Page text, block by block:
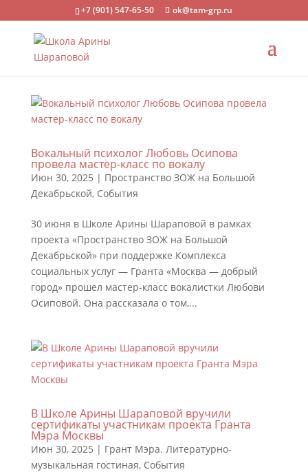
+7 (901) 547-65-50 ok@tam-grp.ru
Вокальный психолог Любовь Осипова
провела мастер-класс по вокалу
Июн 30, 2025 | Пространство ЗОЖ на Большой
Декабрьской, События
30 июня в Школе Арины Шараповой в рамках
проекта «Пространство ЗОЖ на Большой
Декабрьской» при поддержке Комплекса
социальных услуг — Гранта «Москва — добрый
город» прошел мастер-класс вокалистки Любови
Осиповой. Она рассказала о том,...
В Школе Арины Шараповой вручили
сертификаты участникам проекта Гранта
Мэра Москвы
Июн 30, 2025 | Грант Мэра. Литературно-
музыкальная гостиная, События